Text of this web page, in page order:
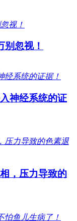
忽视！
神经系统的证
，压力导致的